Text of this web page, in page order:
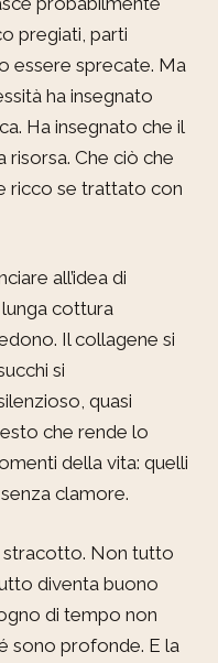
pregiati, parti
essere sprecate. Ma
ha insegnato
Ha insegnato che il
risorsa. Che ciò che
ricco se trattato con
all’idea di
cottura
Il collagene si
si
quasi
che rende lo
della vita: quelli
clamore.
stracotto. Non tutto
diventa buono
di tempo non
sono profonde. E la